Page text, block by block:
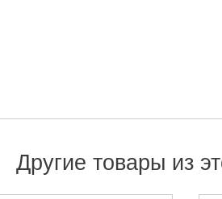
Другие товары из